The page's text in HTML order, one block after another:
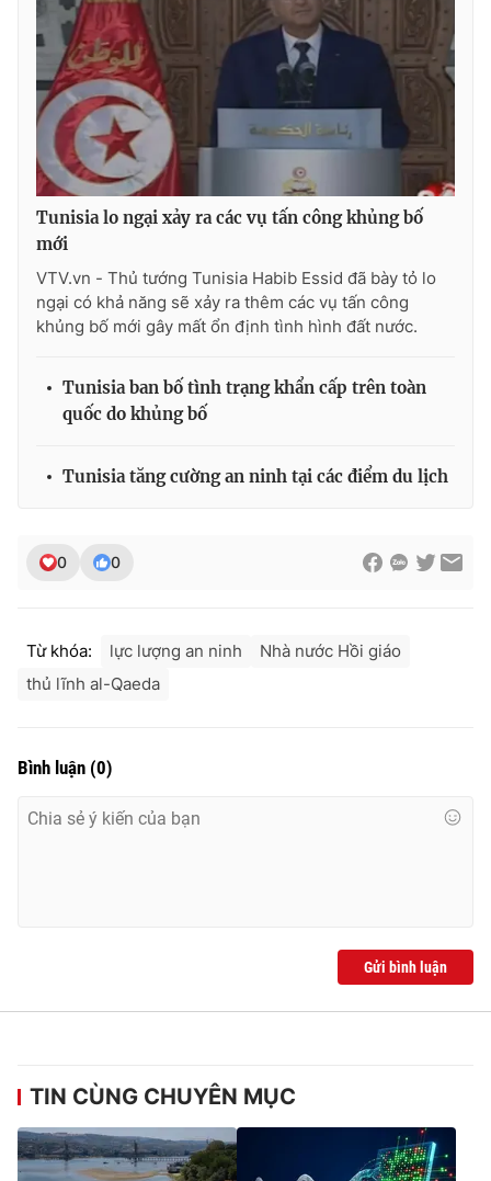
Sản phẩm
Thị trường
Tư vấn
Lịch phát sóng
Chuyên mục khác
Emagazine Podcast
Photo Infographic
Video Shorts video
VTV Sức khoẻ
Thị trường 24h Tấm lòng Việt
VTV4 Vươn mình bằng AI
Liên hệ tòa soạn
Tổng Biên tập:
Vũ Thanh Thủy
Phó Tổng Biên tập: Nguyễn Thị Mỹ Hạnh, Phạm Quốc Thắng,
Nguyễn Trọng Ninh
Tổng đài VTV:024.38 355 931 - 024.38 355 932
Tunisia lo ngại xảy ra các vụ tấn công khủng bố
mới
VTV.vn - Thủ tướng Tunisia Habib Essid đã bày tỏ lo
ngại có khả năng sẽ xảy ra thêm các vụ tấn công
khủng bố mới gây mất ổn định tình hình đất nước.
Tunisia ban bố tình trạng khẩn cấp trên toàn
quốc do khủng bố
Tunisia tăng cường an ninh tại các điểm du lịch
0 0
Từ khóa: lực lượng an ninh
Nhà nước Hồi giáo
thủ lĩnh al-Qaeda
Bình luận (0)
Gửi bình luận
TIN CÙNG CHUYÊN MỤC